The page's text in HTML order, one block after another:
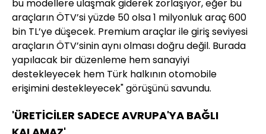
bu modellere ulaşmak giderek zorlaşıyor, eğer bu
araçların ÖTV’si yüzde 50 olsa 1 milyonluk araç 600
bin TL’ye düşecek. Premium araçlar ile giriş seviyesi
araçların ÖTV’sinin aynı olması doğru değil. Burada
yapılacak bir düzenleme hem sanayiyi
destekleyecek hem Türk halkının otomobile
erişimini destekleyecek" görüşünü savundu.
'ÜRETİCİLER SADECE AVRUPA'YA BAĞLI